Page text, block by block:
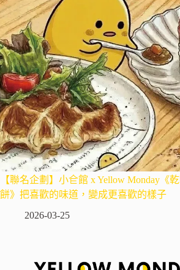
【聯名企劃】小仺館 x Yellow Monday《
餅》把喜歡的味道，變成更喜歡的樣子
2026-03-25